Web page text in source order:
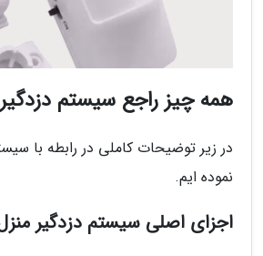
همه چیز راجع سیستم
در زیر توضیحات کاملی در رابطه با
نموده ایم.
اجزای اصلی سیستم دزدگیر